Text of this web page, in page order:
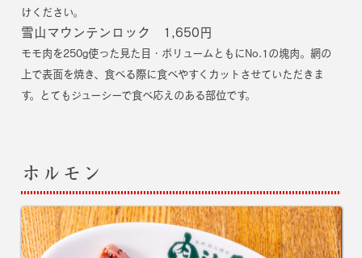
けください。
雪山マウンテンロック 1,650円
モモ肉を250g使った見た目・ボリュームともにNo.1の塊肉。網の
上で表面を焼き、食べる際に食べやすくカットさせていただきま
す。とてもジューシーで食べ応えのある部位です。
ホルモン